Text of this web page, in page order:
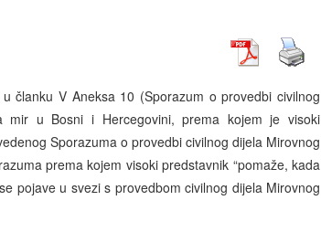
članku V Aneksa 10 (Sporazum o provedbi civilnog
mir u Bosni i Hercegovini, prema kojem je visoki
Sporazuma o provedbi civilnog dijela Mirovnog
prema kojem visoki predstavnik “pomaže, kada
pojave u svezi s provedbom civilnog dijela Mirovnog